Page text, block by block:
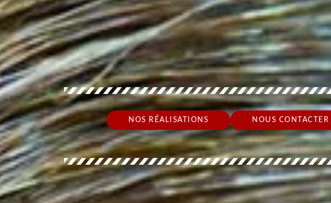
NOS RÉALISATIONS NOUS CONTACTER